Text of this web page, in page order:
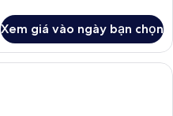
Xem giá vào ngày bạn chọn
Penthouse | Bộ đồ giường cao cấp,